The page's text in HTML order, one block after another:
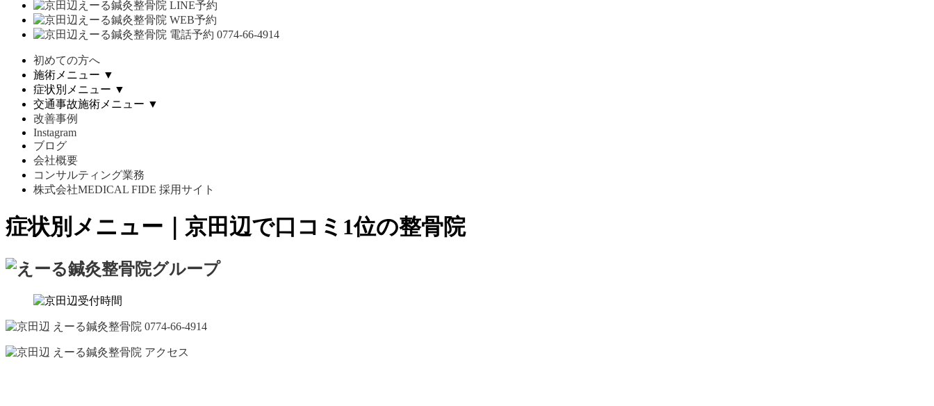
初めての方へ
施術メニュー ▼
症状別メニュー ▼
交通事故施術メニュー ▼
改善事例
Instagram
ブログ
会社概要
コンサルティング業務
株式会社MEDICAL FIDE 採用サイト
症状別メニュー｜京田辺で口コミ1位の整骨院